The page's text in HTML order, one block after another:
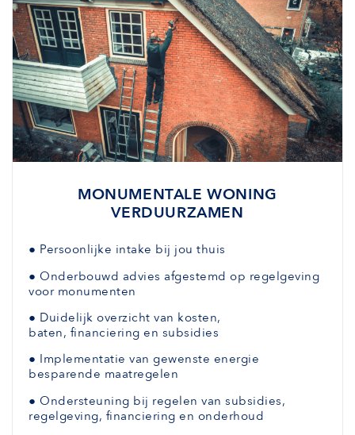
MONUMENTALE WONING
VERDUURZAMEN
● Persoonlijke intake bij jou thuis
● Onderbouwd advies afgestemd op regelgeving
voor monumenten
● Duidelijk overzicht van kosten,
baten, financiering en subsidies
● Implementatie van gewenste energie
besparende maatregelen
● Ondersteuning bij regelen van subsidies,
regelgeving, financiering en onderhoud